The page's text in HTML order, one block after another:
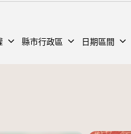
縣市行政區 日期區間